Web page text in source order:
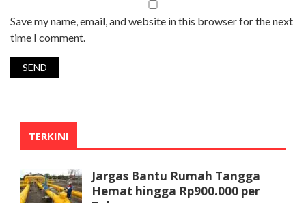
Save my name, email, and website in this browser for the next
time I comment.
TERKINI
Jargas Bantu Rumah Tangga
Hemat hingga Rp900.000 per